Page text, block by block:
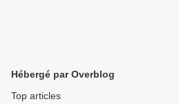
Hébergé par Overblog
Top articles